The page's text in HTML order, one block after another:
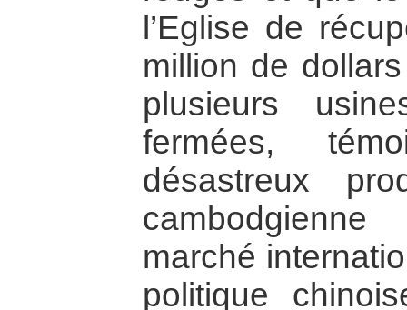
l’Eglise de
million de
plusieurs
fermées,
désastreux
marché
politique